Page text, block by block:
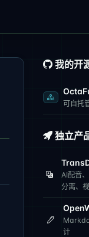
我的开
可自托
独立产
AI配音
分离、
计